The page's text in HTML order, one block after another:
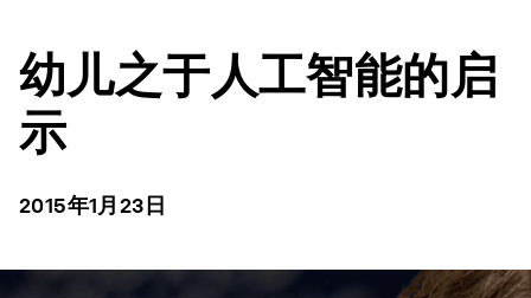
幼儿之于人工智能的启
示
2015年1月23日